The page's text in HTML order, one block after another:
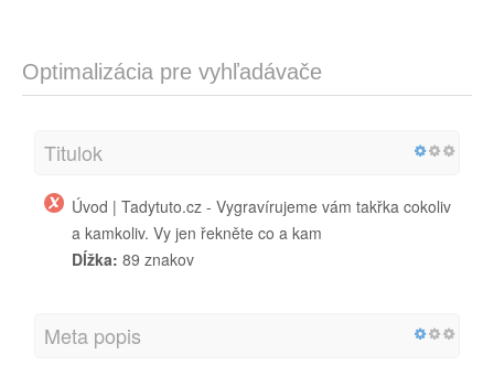
Optimalizácia pre vyhľadávače
Titulok
Úvod | Tadytuto.cz - Vygravírujeme vám takřka cokoliv
a kamkoliv. Vy jen řekněte co a kam
Dĺžka: 89 znakov
Meta popis